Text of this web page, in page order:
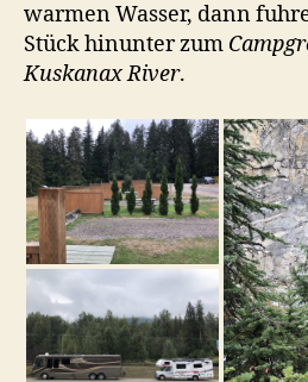
warmen Wasser, dann
Stück hinunter zum
Kuskanax River.